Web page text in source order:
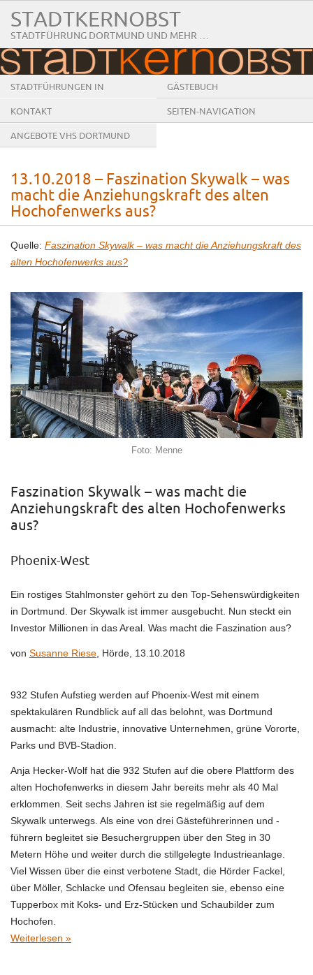
STADTKERNOBST
STADTFÜHRUNG DORTMUND UND MEHR …
STADTFÜHRUNGEN IN
DORTMUND
GÄSTEBUCH
KONTAKT SEITEN-NAVIGATION
ANGEBOTE VHS DORTMUND
13.10.2018 – Faszination Skywalk – was
macht die Anziehungskraft des alten
Hochofenwerks aus?
Quelle: Faszination Skywalk – was macht die Anziehungskraft des
alten Hochofenwerks aus?
Foto: Menne
Faszination Skywalk – was macht die
Anziehungskraft des alten Hochofenwerks
aus?
Phoenix-West
Ein rostiges Stahlmonster gehört zu den Top-Sehenswürdigkeiten
in Dortmund. Der Skywalk ist immer ausgebucht. Nun steckt ein
Investor Millionen in das Areal. Was macht die Faszination aus?
von Susanne Riese , Hörde, 13.10.2018
932 Stufen Aufstieg werden auf Phoenix-West mit einem
spektakulären Rundblick auf all das belohnt, was Dortmund
ausmacht: alte Industrie, innovative Unternehmen, grüne Vororte,
Parks und BVB-Stadion.
Anja Hecker-Wolf hat die 932 Stufen auf die obere Plattform des
alten Hochofenwerks in diesem Jahr bereits mehr als 40 Mal
erklommen. Seit sechs Jahren ist sie regelmäßig auf dem
Skywalk unterwegs. Als eine von drei Gästeführerinnen und -
führern begleitet sie Besuchergruppen über den Steg in 30
Metern Höhe und weiter durch die stillgelegte Industrieanlage.
Viel Wissen über die einst verbotene Stadt, die Hörder Fackel,
über Möller, Schlacke und Ofensau begleiten sie, ebenso eine
Tupperbox mit Koks- und Erz-Stücken und Schaubilder zum
Hochofen.
Weiterlesen »